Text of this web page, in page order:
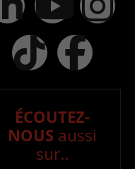
ÉCOUTEZ-
NOUS aussi
sur..